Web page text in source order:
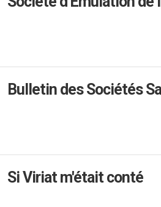
Bulletin des Sociétés
Si Viriat m'était conté